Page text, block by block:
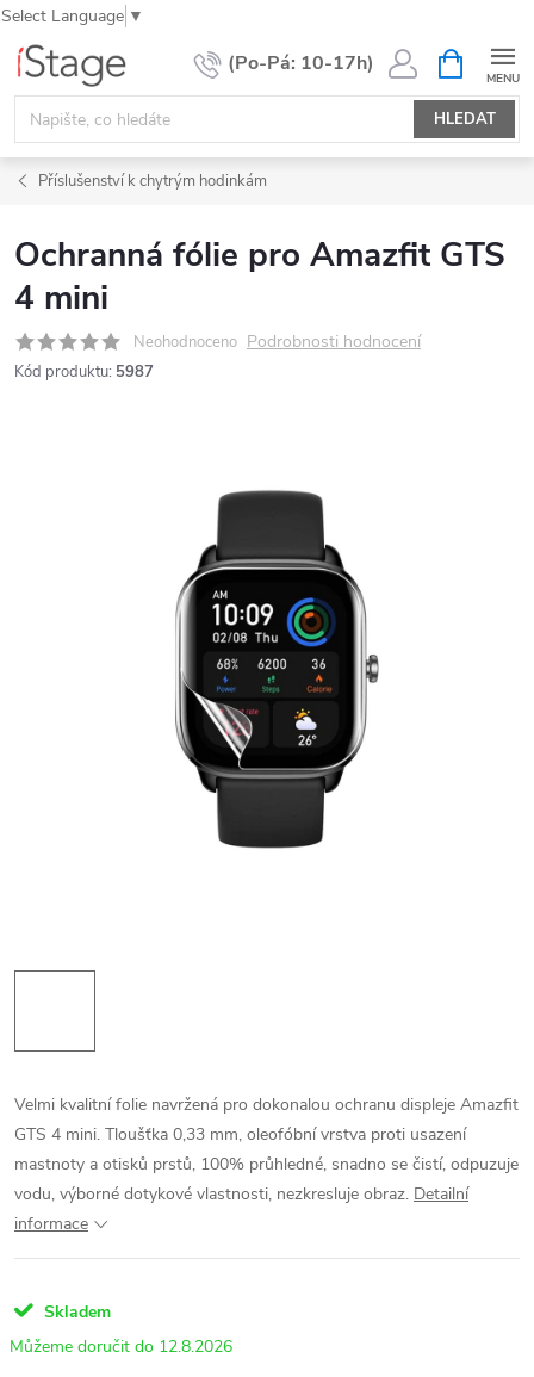
Select Language ▼
Přejít
obsah
HLEDAT
NÁKUPNÍ
KOŠÍK
Příslušenství k chytrým hodinkám
Ochranná fólie pro Amazfit GTS
4 mini
Neohodnoceno Podrobnosti hodnocení
Kód produktu: 5987
Velmi kvalitní folie navržená pro dokonalou ochranu displeje Amazfit
GTS 4 mini. Tloušťka 0,33 mm, oleofóbní vrstva proti usazení
mastnoty a otisků prstů, 100% průhledné, snadno se čistí, odpuzuje
vodu, výborné dotykové vlastnosti, nezkresluje obraz. Detailní
informace
Skladem
12.8.2026